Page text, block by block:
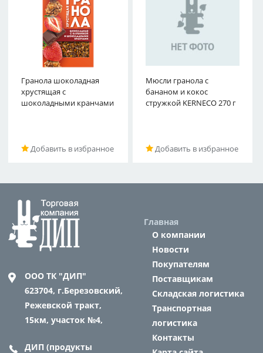
Гранола шоколадная
хрустящая с
шоколадными кранчами
и клубникой Националь
Добавить в избранное
Мюсли гранола с
бананом и кокос
стружкой KERNECO 270 г
Добавить в избранное
ООО ТК "ДИП"
623704, г.Березовский,
Режевской тракт,
15км, участок №4,
ДИП (продукты
Главная
О компании
Новости
Покупателям
Поставщикам
Складская логистика
Транспортная
логистика
Контакты